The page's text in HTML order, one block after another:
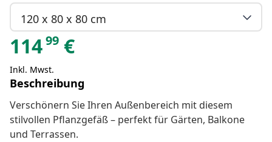
120 x 80 x 80 cm
11499 €
Inkl. Mwst.
Beschreibung
Verschönern Sie Ihren Außenbereich mit diesem
stilvollen Pflanzgefäß – perfekt für Gärten, Balkone
und Terrassen.